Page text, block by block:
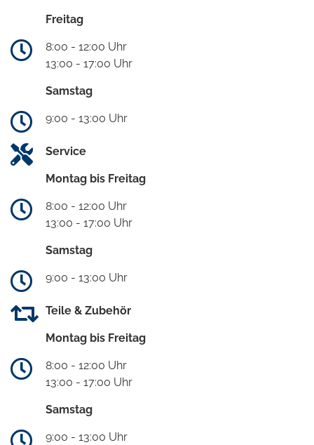
Freitag
8:00 - 12:00 Uhr
13:00 - 17:00 Uhr
Samstag
9:00 - 13:00 Uhr
Service
Montag bis Freitag
8:00 - 12:00 Uhr
13:00 - 17:00 Uhr
Samstag
9:00 - 13:00 Uhr
Teile & Zubehör
Montag bis Freitag
8:00 - 12:00 Uhr
13:00 - 17:00 Uhr
Samstag
9:00 - 13:00 Uhr